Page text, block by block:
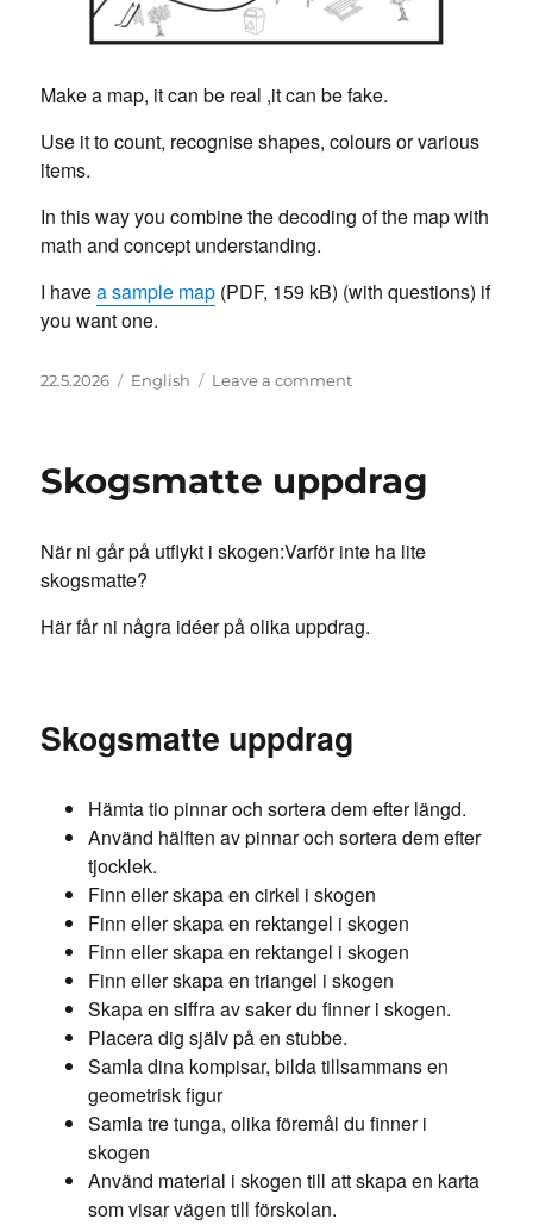
Make a map, it can be real ,it can be fake.
Use it to count, recognise shapes, colours or various
items.
In this way you combine the decoding of the map with
math and concept understanding.
I havea sample map (PDF, 159 kB) (with questions) if
you want one.
Posted
22.5.2026 Categories
English Leave a commenton
Skogsmatte uppdrag
När ni går på utflykt i skogen:Varför inte ha lite
skogsmatte?
Här får ni några idéer på olika uppdrag.
Skogsmatte uppdrag
Hämta tio pinnar och sortera dem efter längd.
Använd hälften av pinnar och sortera dem efter
tjocklek.
Finn eller skapa en cirkel i skogen
Finn eller skapa en rektangel i skogen
Finn eller skapa en rektangel i skogen
Finn eller skapa en triangel i skogen
Skapa en siffra av saker du finner i skogen.
Placera dig själv på en stubbe.
Samla dina kompisar, bilda tillsammans en
geometrisk figur
Samla tre tunga, olika föremål du finner i
skogen
Använd material i skogen till att skapa en karta
som visar vägen till förskolan.